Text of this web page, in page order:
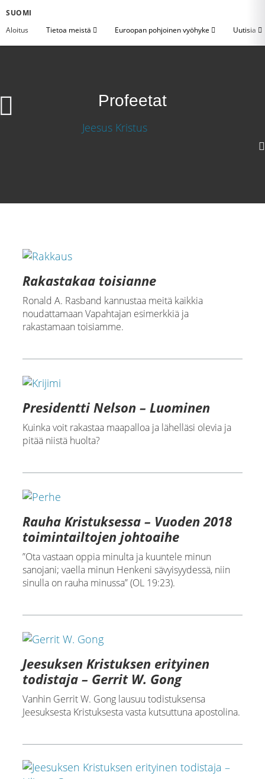
SUOMI
Aloitus
Tietoa meistä Euroopan pohjoinen vyöhyke Uutisia
Profeetat
Rakastakaa toisianne
Ronald A. Rasband kannustaa meitä kaikkia
noudattamaan Vapahtajan esimerkkiä ja
rakastamaan toisiamme.
Presidentti Nelson – Luominen
Kuinka voit rakastaa maapalloa ja lähelläsi olevia ja
pitää niistä huolta?
Rauha Kristuksessa – Vuoden 2018
toimintailtojen johtoaihe
”Ota vastaan oppia minulta ja kuuntele minun
sanojani; vaella minun Henkeni sävyisyydessä, niin
sinulla on rauha minussa” (OL 19:23).
Jeesuksen Kristuksen erityinen
todistaja – Gerrit W. Gong
Vanhin Gerrit W. Gong lausuu todistuksensa
Jeesuksesta Kristuksesta vasta kutsuttuna apostolina.